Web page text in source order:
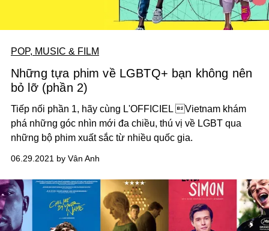
POP, MUSIC & FILM
Những tựa phim về LGBTQ+ bạn không nên
bỏ lỡ (phần 2)
Tiếp nối phần 1, hãy cùng L'OFFICIEL Vietnam khám
phá những góc nhìn mới đa chiều, thú vị về LGBT qua
những bộ phim xuất sắc từ nhiều quốc gia.
06.29.2021 by Vân Anh